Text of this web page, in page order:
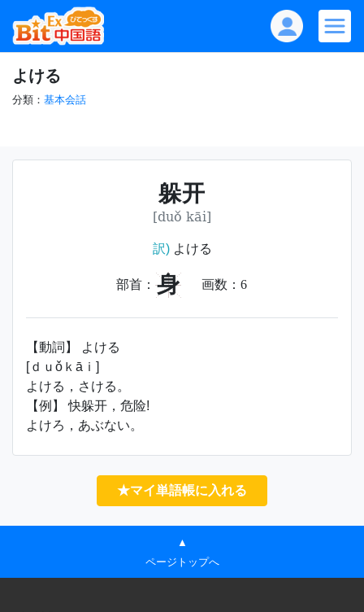
よける
分類： 基本会話
躲开
[duǒ kāi]
訳)よける
部首： 身 画数： 6
【動詞】 よける
[ｄｕǒｋāｉ]
よける，さける。
【例】 快躲开，危险!
よけろ，あぶない。
★マイ単語帳に入れる
▲
ページトップへ